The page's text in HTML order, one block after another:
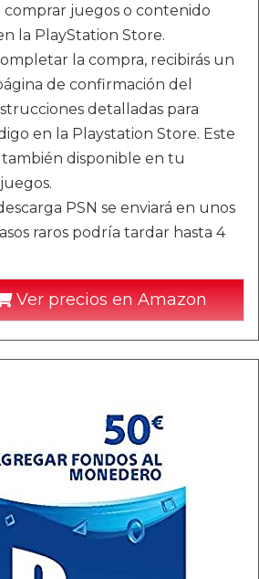
comprar juegos o contenido
la PlayStation Store.
la compra, recibirás un
de confirmación del
detalladas para
en la Playstation Store. Este
disponible en tu
PSN se enviará en unos
raros podría tardar hasta 4
Ver precios en Amazon